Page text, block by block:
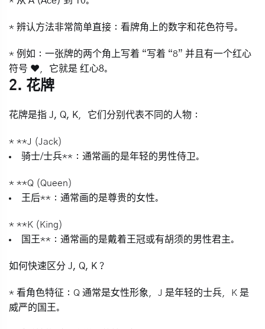
* 辨认方法非常简单直接：看牌角上的数字和花色符号。
* 例如：一张牌的两个角上写着 “写着 “8” 并且有一个红心
符号 ❤️，它就是 红心8。
2. 花牌
花牌是指 J, Q, K ，它们分别代表不同的人物：
* **J (Jack)
骑士/士兵**：通常画的是年轻的男性侍卫。
* **Q (Queen)
王后**：通常画的是尊贵的女性。
* **K (King)
国王**：通常画的是戴着王冠或有胡须的男性君主。
如何快速区分 J, Q, K？
* 看角色特征 ：Q 通常是女性形象，J 是年轻的士兵，K 是
威严的国王。